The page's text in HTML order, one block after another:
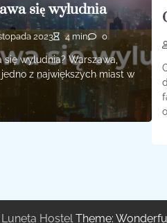
się wyludnia
2023 4 min 0
się wyludnia? Warszawa,
z największych miast w
Luneta Hostel Theme: